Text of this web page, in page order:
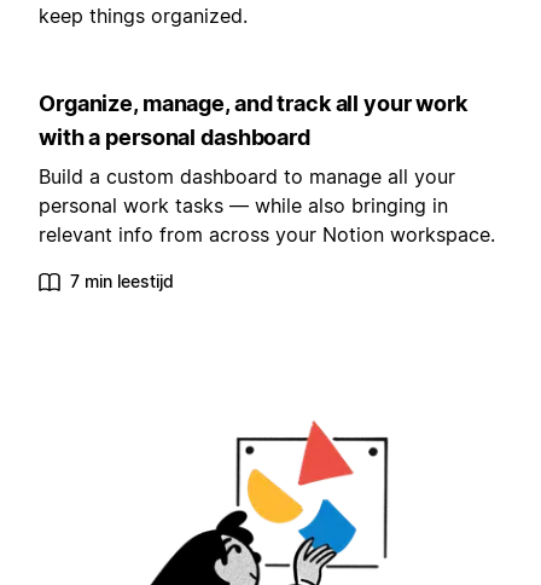
keep things organized.
Organize, manage, and track all your work
with a personal dashboard
Build a custom dashboard to manage all your
personal work tasks — while also bringing in
relevant info from across your Notion workspace.
7 min leestijd